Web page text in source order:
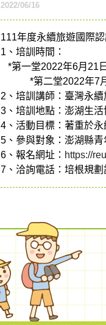
2022/06/16
111年度永續旅遊國際
1、培訓時間：
*第一堂2022年6月21
*第二堂2022年7月5
2、培訓講師：臺灣永
3、培訓地點：澎湖生
4、活動目標：著重於
5、參與對象：澎湖縣青
6、報名網址： https://
7、洽詢電話：培根規